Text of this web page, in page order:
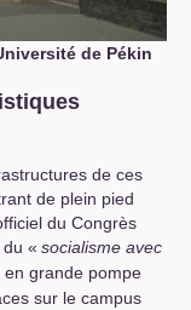
de Pékin
de ces
de plein pied
du Congrès
« socialisme avec
en grande pompe
sur le campus